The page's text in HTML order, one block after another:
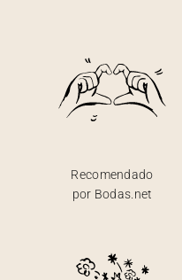
Recomendado
por Bodas.net